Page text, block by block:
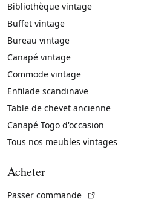
Bibliothèque vintage
Buffet vintage
Bureau vintage
Canapé vintage
Commode vintage
Enfilade scandinave
Table de chevet ancienne
Canapé Togo d'occasion
Tous nos meubles vintages
Acheter
Passer commande